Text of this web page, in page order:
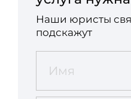
Наши юристы
подскажут